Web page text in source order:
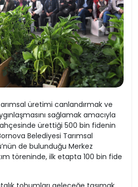
üretimi canlandırmak ve
sağlamak amacıyla
ürettiği 500 bin fidenin
Belediyesi Tarımsal
de bulunduğu Merkez
töreninde, ilk etapta 100 bin fide